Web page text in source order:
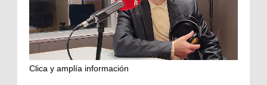
Clica y amplía información